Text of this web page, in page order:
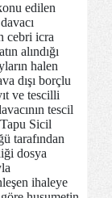
edilen
cebri icra
alındığı
halen
dışı borçlu
ve tescilli
tescil
Sicil
tarafından
dosya
ihaleye